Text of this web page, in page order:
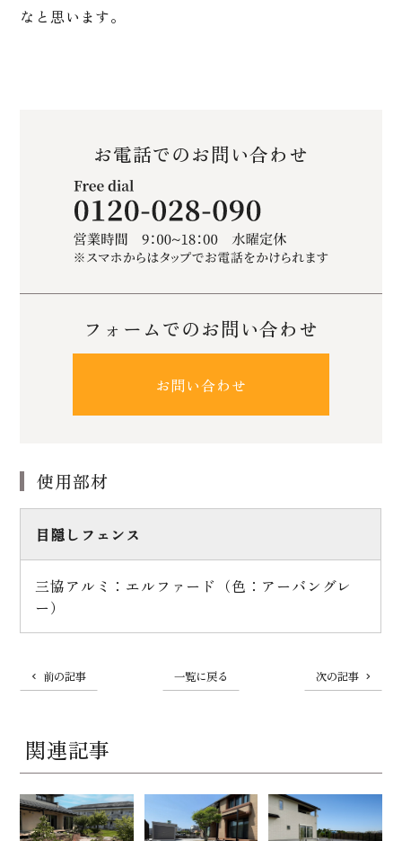
なと思います。
お電話でのお問い合わせ
フォームでのお問い合わせ
お問い合わせ
使用部材
目隠しフェンス
三協アルミ：エルファード（色：アーバングレ
ー）
前の記事 一覧に戻る 次の記事
関連記事